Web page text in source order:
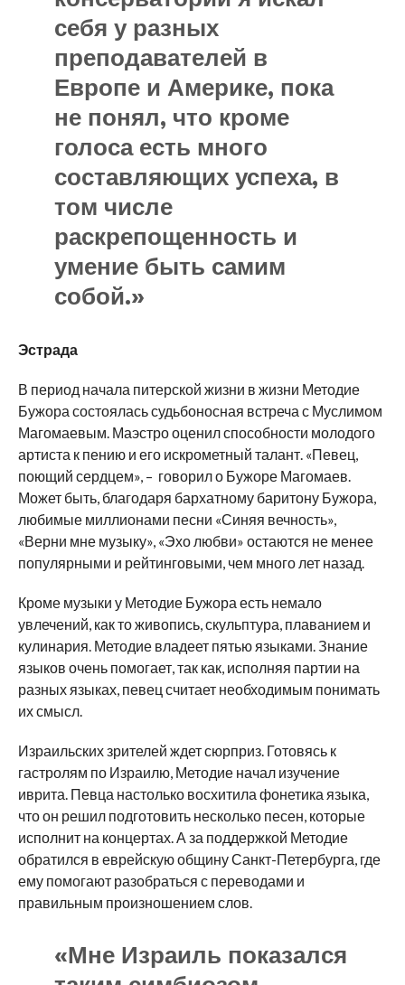
себя у разных
преподавателей в
Европе и Америке, пока
не понял, что кроме
голоса есть много
составляющих успеха, в
том числе
раскрепощенность и
умение быть самим
собой.»
Эстрада
В период начала питерской жизни в жизни Методие
Бужора состоялась судьбоносная встреча с Муслимом
Магомаевым. Маэстро оценил способности молодого
артиста к пению и его искрометный талант. «Певец,
поющий сердцем», – говорил о Бужоре Магомаев.
Может быть, благодаря бархатному баритону Бужора,
любимые миллионами песни «Синяя вечность»,
«Верни мне музыку», «Эхо любви» остаются не менее
популярными и рейтинговыми, чем много лет назад.
Кроме музыки у Методие Бужора есть немало
увлечений, как то живопись, скульптура, плаванием и
кулинария. Методие владеет пятью языками. Знание
языков очень помогает, так как, исполняя партии на
разных языках, певец считает необходимым понимать
их смысл.
Израильских зрителей ждет сюрприз. Готовясь к
гастролям по Израилю, Методие начал изучение
иврита. Певца настолько восхитила фонетика языка,
что он решил подготовить несколько песен, которые
исполнит на концертах. А за поддержкой Методие
обратился в еврейскую общину Санкт-Петербурга, где
ему помогают разобраться с переводами и
правильным произношением слов.
«Мне Израиль показался